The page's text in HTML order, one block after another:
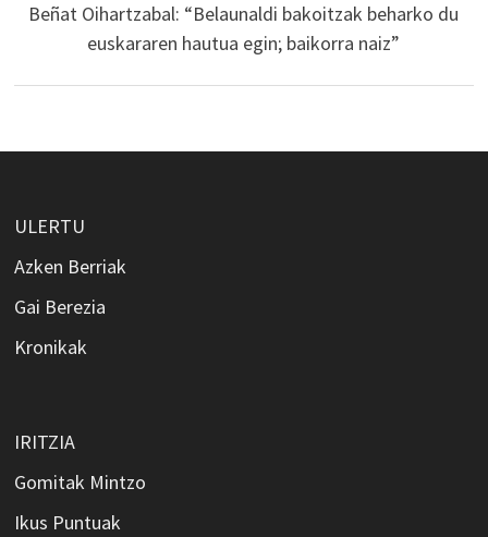
Beñat Oihartzabal: “Belaunaldi bakoitzak beharko du
euskararen hautua egin; baikorra naiz”
ULERTU
Azken Berriak
Gai Berezia
Kronikak
IRITZIA
Gomitak Mintzo
Ikus Puntuak